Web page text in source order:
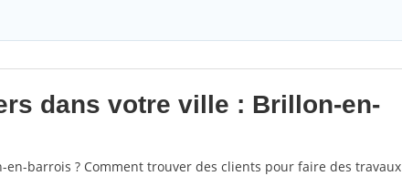
dans votre ville : Brillon-en-
barrois ? Comment trouver des clients pour faire des travaux